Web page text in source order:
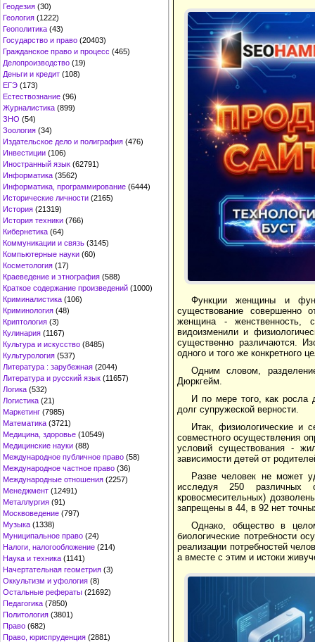
Геодезия (30)
Геология (1222)
Геополитика (43)
Государство и право (20403)
Гражданское право и процесс (465)
Делопроизводство (19)
Деньги и кредит (108)
ЕГЭ (173)
Естествознание (96)
Журналистика (899)
ЗНО (54)
Зоология (34)
Издательское дело и полиграфия (476)
Инвестиции (106)
Иностранный язык (62791)
Информатика (3562)
Информатика, программирование (6444)
Исторические личности (2165)
История (21319)
История техники (766)
Кибернетика (64)
Коммуникации и связь (3145)
Компьютерные науки (60)
Косметология (17)
Краеведение и этнография (588)
Краткое содержание произведений (1000)
Криминалистика (106)
Криминология (48)
Криптология (3)
Кулинария (1167)
Культура и искусство (8485)
Культурология (537)
Литература : зарубежная (2044)
Литература и русский язык (11657)
Логика (532)
Логистика (21)
Маркетинг (7985)
Математика (3721)
Медицина, здоровье (10549)
Медицинские науки (88)
Международное публичное право (58)
Международное частное право (36)
Международные отношения (2257)
Менеджмент (12491)
Металлургия (91)
Москвоведение (797)
Музыка (1338)
Муниципальное право (24)
Налоги, налогообложение (214)
Наука и техника (1141)
Начертательная геометрия (3)
Оккультизм и уфология (8)
Остальные рефераты (21692)
Педагогика (7850)
Политология (3801)
Право (682)
Право, юриспруденция (2881)
Функции женщины и
существование совершенно
женщина - женственность,
видоизменили и
существенно различаются.
одного и того же конкретного
Одним словом,
Дюркгейм.
И по мере того, как росла
долг супружеской верности.
Итак, физиологические и
совместного осуществления
условий существования -
зависимости детей от
Разве человек не может
исследуя 250 различных
кровосмесительных)
запрещены в 44, в 92 нет
Однако, общество в
биологические потребности
реализации потребностей
а вместе с этим и истоки